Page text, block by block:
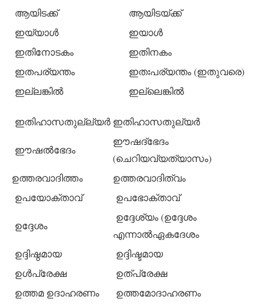
ആയിടക്ക്
ആയിടയ്ക്ക്
ഇയ്യാള്‍
ഇയാള്‍
ഇതിനോടകം
ഇതിനകം
ഇതപര്യന്തം
ഇതഃപര്യന്തം (ഇതുവരെ)
ഇല്ലങ്കില്‍
ഇല്ലെങ്കില്‍
ഇതിഹാസതുല്ല്യര്‍ ഇതിഹാസതുല്യര്‍
ഈഷല്‍ഭേദം
ഈഷദ്‌ഭേദം
(ചെറിയവ്യത്യാസം)
ഉത്തരവാദിത്തം
ഉത്തരവാദിത്വം
ഉപയോക്താവ്
ഉപഭോക്താവ്
ഉദ്ദേശം
ഉദ്ദേശ്യം (ഉദ്ദേശം
എന്നാല്‍ഏകദേശം
ഉദ്ദിഷ്ഠമായ
ഉദ്ദിഷ്ടമായ
ഉള്‍പ്രേക്ഷ
ഉത്‌പ്രേക്ഷ
ഉത്തമ ഉദാഹരണം
ഉത്തമോദാഹരണം